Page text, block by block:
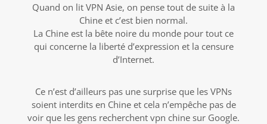
Quand on lit VPN Asie, on pense tout de suite à la
Chine et c’est bien normal.
La Chine est la bête noire du monde pour tout ce
qui concerne la liberté d’expression et la censure
d’Internet.
Ce n’est d’ailleurs pas une surprise que les VPNs
soient interdits en Chine et cela n’empêche pas de
voir que les gens recherchent vpn chine sur Google.